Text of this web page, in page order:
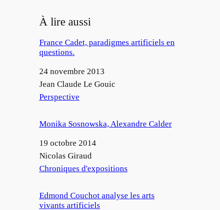
À lire aussi
France Cadet, paradigmes artificiels en
questions.
Date
24 novembre 2013
Auteur
Jean Claude Le Gouic
Par rapport à
Perspective
Monika Sosnowska, Alexandre Calder
Date
19 octobre 2014
Auteur
Nicolas Giraud
Par rapport à
Chroniques d'expositions
Edmond Couchot analyse les arts
vivants artificiels